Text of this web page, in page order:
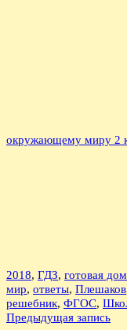
окружающему миру 2
2018, ГДЗ, готовая
мир, ответы, Плешаков
решебник, ФГОС,
Навигация
Предыдущая запись